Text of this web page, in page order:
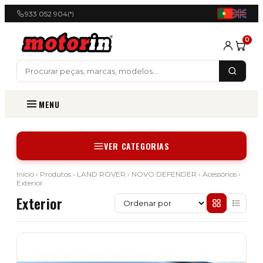
933 052 904(*)
0
MENU
VER CATEGORIAS
Início › Produtos › LAND ROVER › NOVO DEFENDER › Acessórios ›
Exterior
Exterior